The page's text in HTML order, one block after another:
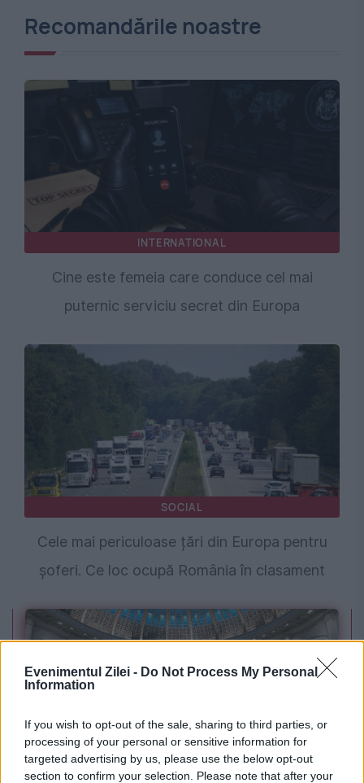
Evenimentul Zilei - Do Not Process My Personal
Information
If you wish to opt-out of the sale, sharing to third parties, or
processing of your personal or sensitive information for
targeted advertising by us, please use the below opt-out
section to confirm your selection. Please note that after your
Recomandările noastre
INTERNATIONAL
Cine este femeia care conduce cel mai
puternic serviciu secret din Europa
SOCIAL
Cele mai periculoase țări din Europa pentru
șoferi. Ce loc ocupă România în clasament
POLITICA